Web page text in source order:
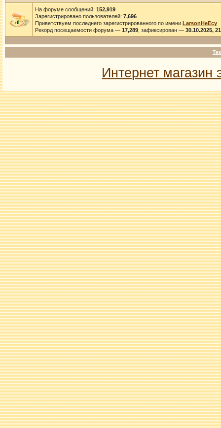
На форуме сообщений: 152,919
Зарегистрировано пользователей: 7,696
Приветствуем последнего зарегистрированного по имени LarsonHeEcy
Рекорд посещаемости форума — 17,289, зафиксирован — 30.10.2025,
Интернет